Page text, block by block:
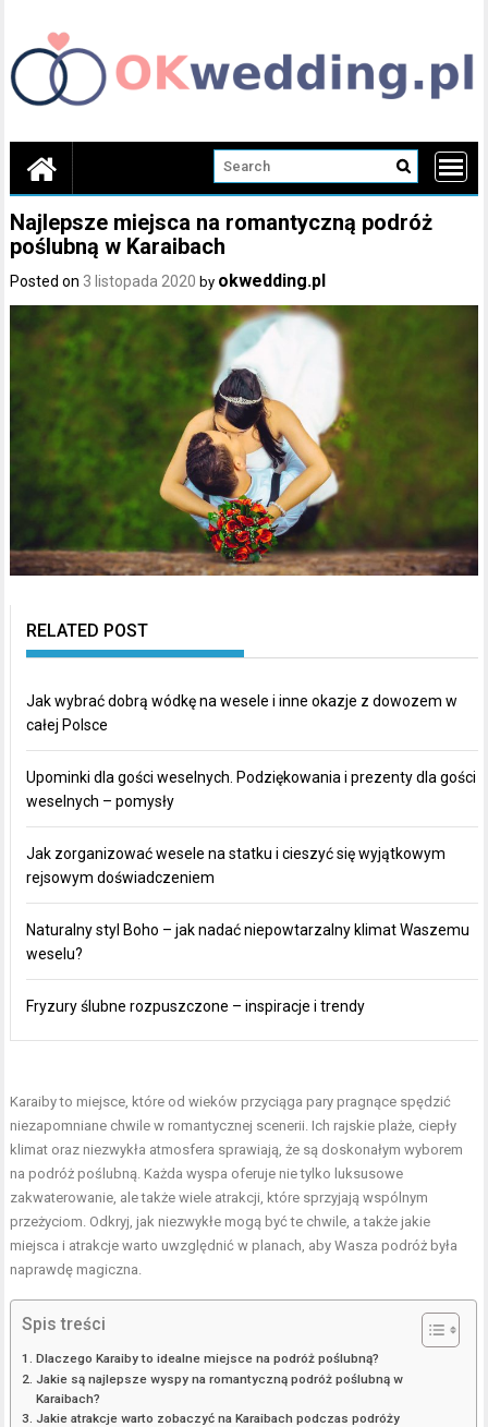
content
Najlepsze miejsca na romantyczną podróż
poślubną w Karaibach
Posted on 3 listopada 2020 by okwedding.pl
RELATED POST
Jak wybrać dobrą wódkę na wesele i inne okazje z dowozem w
całej Polsce
Upominki dla gości weselnych. Podziękowania i prezenty dla gości
weselnych – pomysły
Jak zorganizować wesele na statku i cieszyć się wyjątkowym
rejsowym doświadczeniem
Naturalny styl Boho – jak nadać niepowtarzalny klimat Waszemu
weselu?
Fryzury ślubne rozpuszczone – inspiracje i trendy
Karaiby to miejsce, które od wieków przyciąga pary pragnące spędzić
niezapomniane chwile w romantycznej scenerii. Ich rajskie plaże, ciepły
klimat oraz niezwykła atmosfera sprawiają, że są doskonałym wyborem
na podróż poślubną. Każda wyspa oferuje nie tylko luksusowe
zakwaterowanie, ale także wiele atrakcji, które sprzyjają wspólnym
przeżyciom. Odkryj, jak niezwykłe mogą być te chwile, a także jakie
miejsca i atrakcje warto uwzględnić w planach, aby Wasza podróż była
naprawdę magiczna.
Spis treści
Dlaczego Karaiby to idealne miejsce na podróż poślubną?
Jakie są najlepsze wyspy na romantyczną podróż poślubną w
Karaibach?
Jakie atrakcje warto zobaczyć na Karaibach podczas podróży